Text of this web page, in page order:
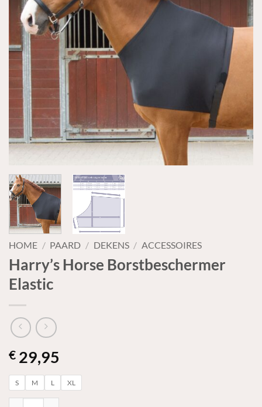
HOME / PAARD / DEKENS / ACCESSOIRES
Harry’s Horse Borstbeschermer
Elastic
€ 29,95
S M L XL